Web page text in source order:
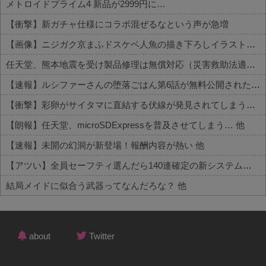
メトロイドプライム4 新品が2999円に…
【衝撃】新ガチャ仕様にコラボ混ぜるなという声が急増
【画像】ニジガク京まふドスケベ人魚の描き下ろしイラスト【ラブライブ！虹ヶ咲】
任天堂、熊本地震を受け製品修理は無償対応（災害救助法適用地域）
【速報】ルシファーさんの堕落ごはん第6話が無料公開された件
【衝撃】彩卵がサイタマに直結する伏線が発見されてしまうｗｗｗ 他
【朗報】任天堂、microSDExpressを普及させてしまう… 他
【速報】未開の幻洞が新登場！報酬内容が熱い 他
【アツい】全員セーフティ選んだら140連確定の新システムが話題 他
結局メイドに似合う武器ってなんだろな？ 他
Powered by livedoor 相互RSS
about Twitter